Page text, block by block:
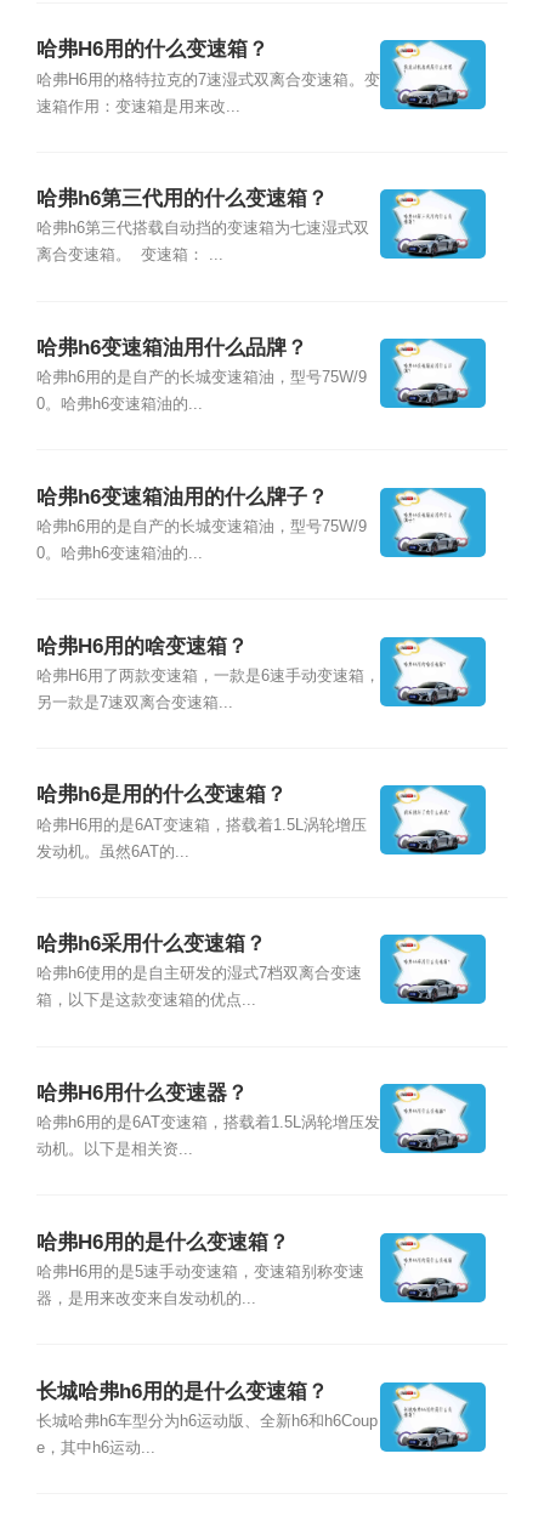
哈弗H6用的什么变速箱？
哈弗H6用的格特拉克的7速湿式双离合变速箱。变
速箱作用：变速箱是用来改...
哈弗h6第三代用的什么变速箱？
哈弗h6第三代搭载自动挡的变速箱为七速湿式双
离合变速箱。 变速箱： ...
哈弗h6变速箱油用什么品牌？
哈弗h6用的是自产的长城变速箱油，型号75W/9
0。哈弗h6变速箱油的...
哈弗h6变速箱油用的什么牌子？
哈弗h6用的是自产的长城变速箱油，型号75W/9
0。哈弗h6变速箱油的...
哈弗H6用的啥变速箱？
哈弗H6用了两款变速箱，一款是6速手动变速箱，
另一款是7速双离合变速箱...
哈弗h6是用的什么变速箱？
哈弗H6用的是6AT变速箱，搭载着1.5L涡轮增压
发动机。虽然6AT的...
哈弗h6采用什么变速箱？
哈弗h6使用的是自主研发的湿式7档双离合变速
箱，以下是这款变速箱的优点...
哈弗H6用什么变速器？
哈弗h6用的是6AT变速箱，搭载着1.5L涡轮增压发
动机。以下是相关资...
哈弗H6用的是什么变速箱？
哈弗H6用的是5速手动变速箱，变速箱别称变速
器，是用来改变来自发动机的...
长城哈弗h6用的是什么变速箱？
长城哈弗h6车型分为h6运动版、全新h6和h6Coup
e，其中h6运动...